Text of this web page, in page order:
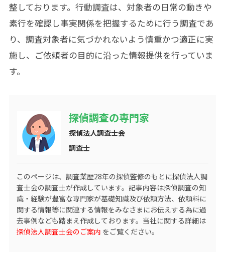
整しております。行動調査は、対象者の日常の動きや
素行を確認し事実関係を把握するために行う調査であ
り、調査対象者に気づかれないよう慎重かつ適正に実
施し、ご依頼者の目的に沿った情報提供を行っていま
す。
探偵調査の専門家
探偵法人調査士会
調査士
このページは、調査業歴28年の探偵監修のもとに探偵法人調
査士会の調査士が作成しています。記事内容は探偵調査の知
識・経験が豊富な専門家が基礎知識及び依頼方法、依頼料に
関する情報等に関連する情報をみなさまにお伝えする為に過
去事例なども踏まえ作成しております。当社に関する詳細は
探偵法人調査士会のご案内 をご覧ください。